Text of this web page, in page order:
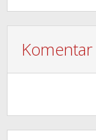
Komentar